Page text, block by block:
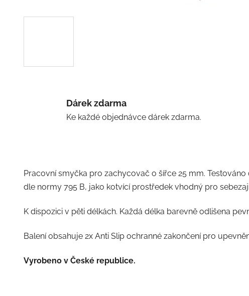
Dárek zdarma
Ke každé objednávce dárek zdarma.
Pracovní smyčka pro zachycovač o šířce 25 mm.
dle normy 795 B, jako kotvící prostředek vhodný pro
K dispozici v pěti délkách. Každá délka barevně odlišena
Balení obsahuje 2x Anti Slip ochranné zakončení pro
Vyrobeno v České republice.